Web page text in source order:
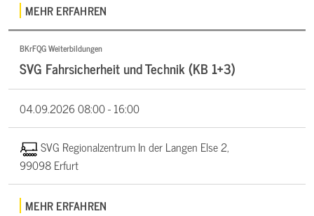
MEHR ERFAHREN
BKrFQG Weiterbildungen
SVG Fahrsicherheit und Technik (KB 1+3)
04.09.202608:00 - 16:00
SVG Regionalzentrum In der Langen Else 2,
99098 Erfurt
MEHR ERFAHREN